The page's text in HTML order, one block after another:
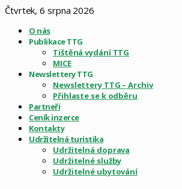
Čtvrtek, 6 srpna 2026
O nás
Publikace TTG
Tištěná vydání TTG
MICE
Newslettery TTG
Newslettery TTG – Archiv
Přihlaste se k odběru
Partneři
Ceník inzerce
Kontakty
Udržitelná turistika
Udržitelná doprava
Udržitelné služby
Udržitelné ubytování